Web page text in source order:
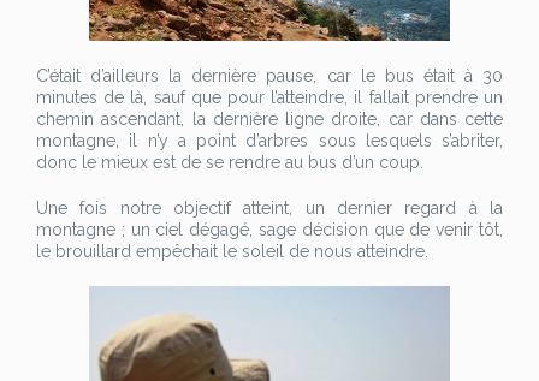
C’était d’ailleurs la dernière pause, car le bus était à 30
minutes de là, sauf que pour l’atteindre, il fallait prendre un
chemin ascendant, la dernière ligne droite, car dans cette
montagne, il n’y a point d’arbres sous lesquels s’abriter,
donc le mieux est de se rendre au bus d’un coup.
Une fois notre objectif atteint, un dernier regard à la
montagne ; un ciel dégagé, sage décision que de venir tôt,
le brouillard empêchait le soleil de nous atteindre.